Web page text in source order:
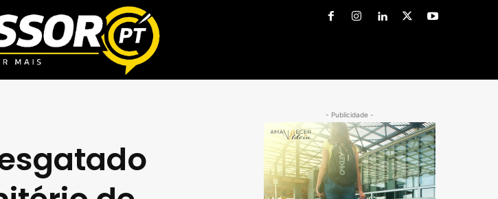
- Publicidade -